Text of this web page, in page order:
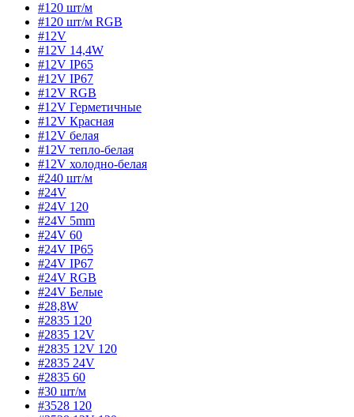
#120 шт/м
#120 шт/м RGB
#12V
#12V 14,4W
#12V IP65
#12V IP67
#12V RGB
#12V Герметичные
#12V Красная
#12V белая
#12V тепло-белая
#12V холодно-белая
#240 шт/м
#24V
#24V 120
#24V 5mm
#24V 60
#24V IP65
#24V IP67
#24V RGB
#24V Белые
#28,8W
#2835 120
#2835 12V
#2835 12V 120
#2835 24V
#2835 60
#30 шт/м
#3528 120